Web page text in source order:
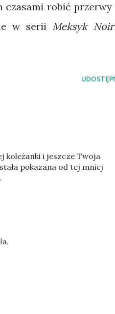
czasami robić przerwy
w serii Meksyk Noir
koleżanki i jeszcze Twoja
pokazana od tej mniej